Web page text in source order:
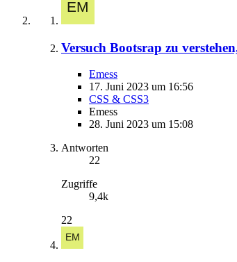
Versuch Bootsrap zu
Emess
17. Juni 2023 um 16:56
CSS & CSS3
Emess
28. Juni 2023 um 15:08
Antworten
22
Zugriffe
9,4k
22